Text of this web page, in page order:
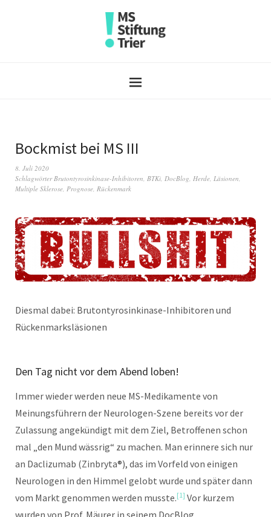
Bockmist bei MS III
8. Juli 2020
Schlagwörter Brutontyrosinkinase-Inhibitoren BTKi DocBlog Herde Läsionen
Multiple Sklerose Prognose Rückenmark
Diesmal dabei: Brutontyrosinkinase-Inhibitoren und
Rückenmarksläsionen
Den Tag nicht vor dem Abend loben!
Immer wieder werden neue MS-Medikamente von
Meinungsführern der Neurologen-Szene bereits vor der
Zulassung angekündigt mit dem Ziel, Betroffenen schon
mal „den Mund wässrig“ zu machen. Man erinnere sich nur
an Daclizumab (Zinbryta®), das im Vorfeld von einigen
Neurologen in den Himmel gelobt wurde und später dann
vom Markt genommen werden musste.[1] Vor kurzem
wurden von Prof. Mäurer in seinem DocBlog